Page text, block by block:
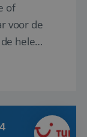
of
voor de
hele
in de
te